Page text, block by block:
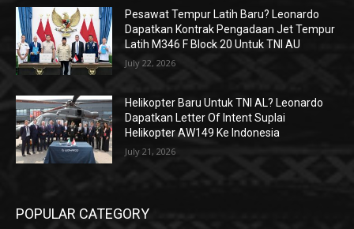
Pesawat Tempur Latih Baru? Leonardo
Dapatkan Kontrak Pengadaan Jet Tempur
Latih M346 F Block 20 Untuk TNI AU
July 22, 2026
Helikopter Baru Untuk TNI AL? Leonardo
Dapatkan Letter Of Intent Suplai
Helikopter AW149 Ke Indonesia
July 21, 2026
POPULAR CATEGORY